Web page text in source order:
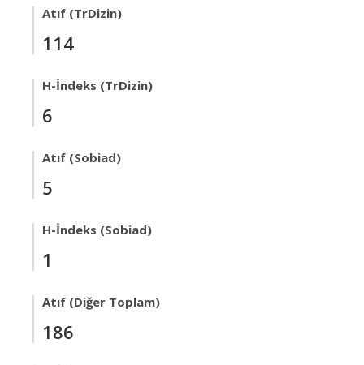
Atıf (TrDizin)
114
H-İndeks (TrDizin)
6
Atıf (Sobiad)
5
H-İndeks (Sobiad)
1
Atıf (Diğer Toplam)
186